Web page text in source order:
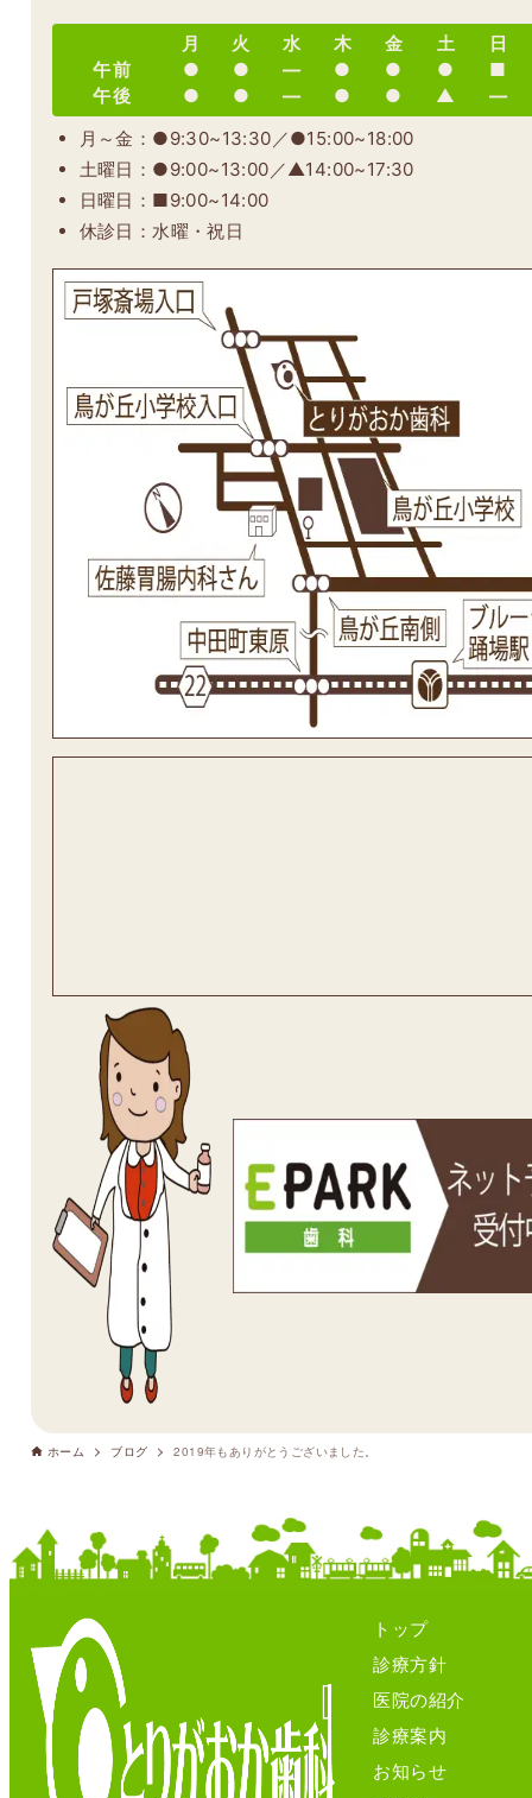
月 火 水 木 金 土
日
午前
● ● ― ● ● ●
■
午後
● ● ― ● ● ▲
―
月～金：●9:30~13:30／●15:00~18:00
土曜日：●9:00~13:00／▲14:00~17:30
日曜日：■9:00~14:00
休診日：水曜・祝日
ホーム ブログ 2019年もありがとうございました。
トップ
診療方針
医院の紹介
診療案内
お知らせ